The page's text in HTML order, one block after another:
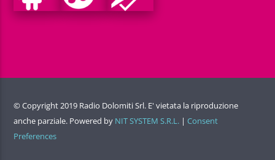
© Copyright 2019 Radio Dolomiti Srl. E' vietata la riproduzione
anche parziale. Powered by NIT SYSTEM S.R.L. | Consent
Preferences